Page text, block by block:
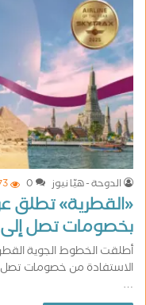
الدوحة - هيّا نيوز 0
«القطرية» تطلق
بخصومات تصل إلى 25%
أطلقت الخطوط الجوية
…